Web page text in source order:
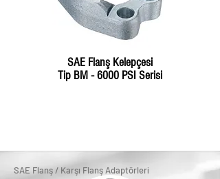
SAE Flanş Kelepçesi
Tip BM - 6000 PSI Serisi
SAE Flanş / Karşı Flanş Adaptörleri